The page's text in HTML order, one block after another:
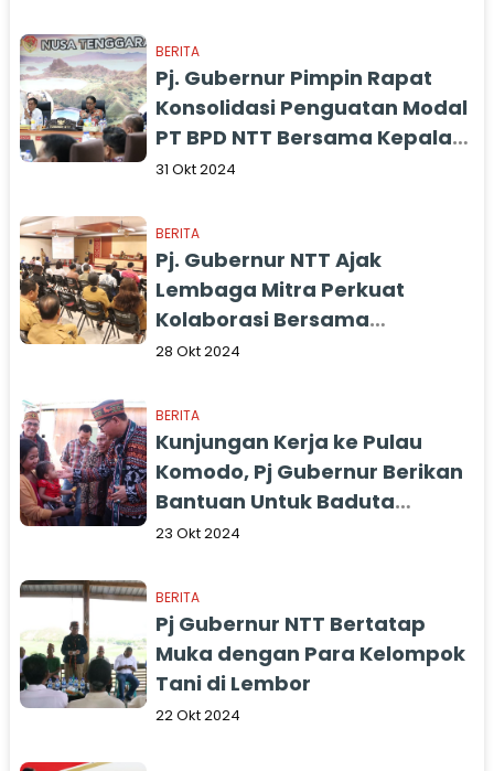
BERITA
Pj. Gubernur Pimpin Rapat
Konsolidasi Penguatan Modal
PT BPD NTT Bersama Kepala
Daerah dan Pimpinan DPRD
31 Okt 2024
BERITA
Pj. Gubernur NTT Ajak
Lembaga Mitra Perkuat
Kolaborasi Bersama
Pemerintah
28 Okt 2024
BERITA
Kunjungan Kerja ke Pulau
Komodo, Pj Gubernur Berikan
Bantuan Untuk Baduta
Stunting
23 Okt 2024
BERITA
Pj Gubernur NTT Bertatap
Muka dengan Para Kelompok
Tani di Lembor
22 Okt 2024